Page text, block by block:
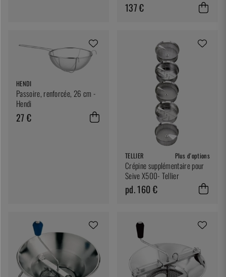
137 €
HENDI
Passoire, renforcée, 26 cm -
Hendi
27 €
TELLIER Plus d'options
Crépine supplémentaire pour
Seive X500- Tellier
pd. 160 €